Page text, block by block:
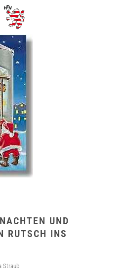
UND
RUTSCH INS
Straub